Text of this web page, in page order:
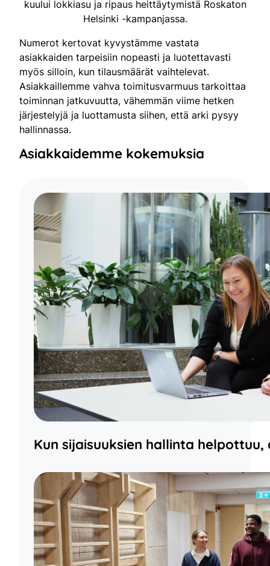
kuului lokkiasu ja ripaus heittäytymistä Roskaton
Helsinki -kampanjassa.
Numerot kertovat kyvystämme vastata
asiakkaiden tarpeisiin nopeasti ja luotettavasti
myös silloin, kun tilausmäärät vaihtelevat.
Asiakkaillemme vahva toimitusvarmuus tarkoittaa
toiminnan jatkuvuutta, vähemmän viime hetken
järjestelyjä ja luottamusta siihen, että arki pysyy
hallinnassa.
Asiakkaidemme kokemuksia
Kun sijaisuuksien hallinta